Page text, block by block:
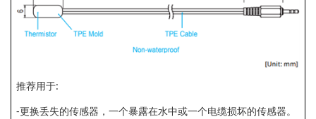
推荐用于:
-更换丢失的传感器，一个暴露在水中或一个电缆损坏的传感器。